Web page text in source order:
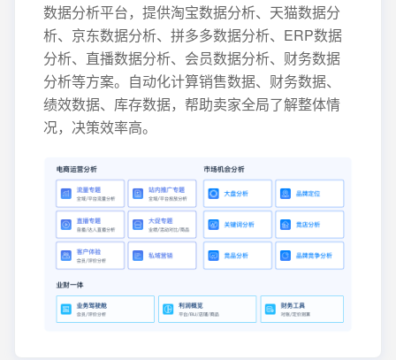
数据分析平台，提供淘宝数据分析、天猫数据分
析、京东数据分析、拼多多数据分析、ERP数据
分析、直播数据分析、会员数据分析、财务数据
分析等方案。自动化计算销售数据、财务数据、
绩效数据、库存数据，帮助卖家全局了解整体情
况，决策效率高。